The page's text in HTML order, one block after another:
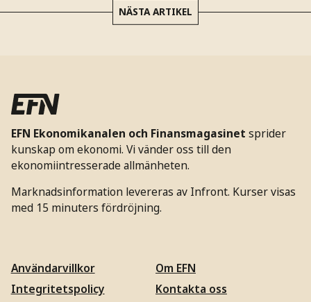
NÄSTA ARTIKEL
EFN Ekonomikanalen och Finansmagasinet sprider
kunskap om ekonomi. Vi vänder oss till den
ekonomiintresserade allmänheten.
Marknadsinformation levereras av Infront. Kurser visas
med 15 minuters fördröjning.
Användarvillkor
Integritetspolicy
Om EFN
Kontakta oss